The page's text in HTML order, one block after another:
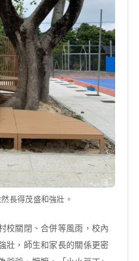
長得茂盛和強壯。
校關閉、合併等風雨，校內
壯，師生和家長的關係更密